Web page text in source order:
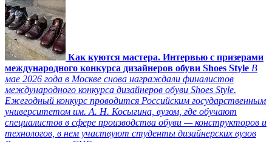
Как куются мастера. Интервью с призерами
международного конкурса дизайнеров обуви Shoes Style В
мае 2026 года в Москве снова награждали финалистов
международного конкурса дизайнеров обуви Shoes Style.
Ежегодный конкурс проводится Российским государственным
университетом им. А. Н. Косыгина, вузом, где обучают
специалистов в сфере производства обуви — конструкторов и
технологов, в нем участвуют студенты дизайнерских вузов